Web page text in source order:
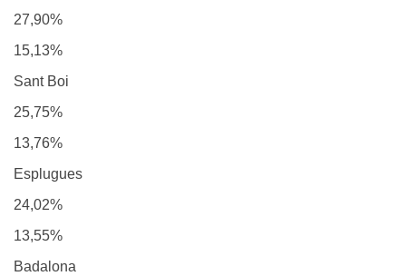
27,90%
15,13%
Sant Boi
25,75%
13,76%
Esplugues
24,02%
13,55%
Badalona